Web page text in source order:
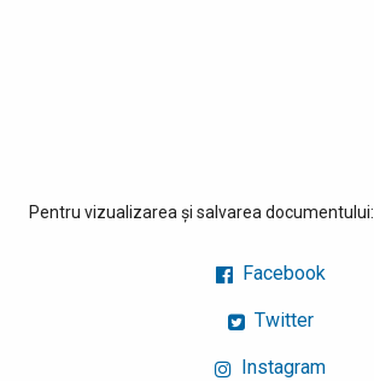
Pentru vizualizarea și salvarea documentului:
Facebook
Twitter
Instagram